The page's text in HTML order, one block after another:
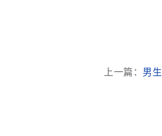
上一篇： 男